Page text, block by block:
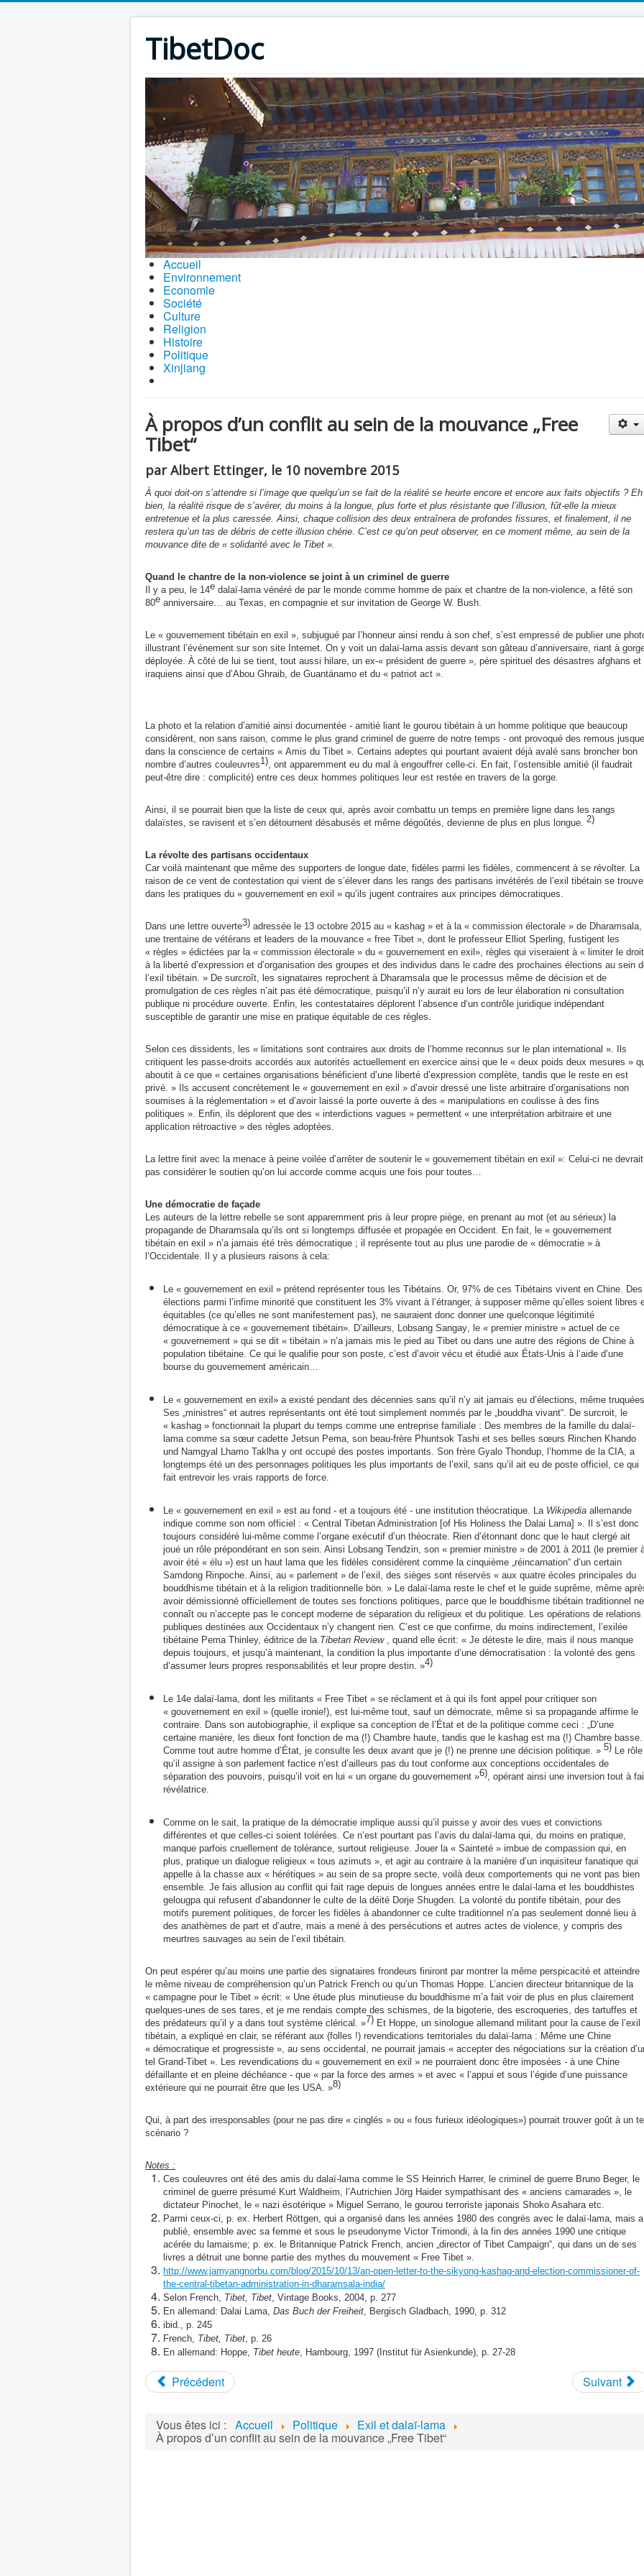
TibetDoc
Accueil
Environnement
Economie
Société
Culture
Religion
Histoire
Politique
Xinjiang
À propos d’un conflit au sein de la mouvance „Free
Tibet“
par Albert Ettinger, le 10 novembre 2015
À quoi doit-on s’attendre si l’image que quelqu’un se fait de la réalité se heurte encore et encore aux faits objectifs ? Eh
bien, la réalité risque de s’avérer, du moins à la longue, plus forte et plus résistante que l’illusion, fût-elle la mieux
entretenue et la plus caressée. Ainsi, chaque collision des deux entraînera de profondes fissures, et finalement, il ne
restera qu’un tas de débris de cette illusion chérie. C’est ce qu’on peut observer, en ce moment même, au sein de la
mouvance dite de « solidarité avec le Tibet ».
Quand le chantre de la non-violence se joint à un criminel de guerre
Il y a peu, le 14e dalaï-lama vénéré de par le monde comme homme de paix et chantre de la non-violence, a fêté son
80e anniversaire… au Texas, en compagnie et sur invitation de George W. Bush.
Le « gouvernement tibétain en exil », subjugué par l’honneur ainsi rendu à son chef, s’est empressé de publier une
illustrant l’événement sur son site Internet. On y voit un dalaï-lama assis devant son gâteau d’anniversaire, riant à
déployée. À côté de lui se tient, tout aussi hilare, un ex-« président de guerre », père spirituel des désastres afghans et
iraquiens ainsi que d’Abou Ghraib, de Guantánamo et du « patriot act ».
La photo et la relation d’amitié ainsi documentée - amitié liant le gourou tibétain à un homme politique que beaucoup
considèrent, non sans raison, comme le plus grand criminel de guerre de notre temps - ont provoqué des remous jusque
dans la conscience de certains « Amis du Tibet ». Certains adeptes qui pourtant avaient déjà avalé sans broncher bon
nombre d’autres couleuvres1) , ont apparemment eu du mal à engouffrer celle-ci. En fait, l’ostensible amitié (il faudrait
peut-être dire : complicité) entre ces deux hommes politiques leur est restée en travers de la gorge.
Ainsi, il se pourrait bien que la liste de ceux qui, après avoir combattu un temps en première ligne dans les rangs
dalaïstes, se ravisent et s’en détournent désabusés et même dégoûtés , devienne de plus en plus longue. 2)
La révolte des partisans occidentaux
Car voilà maintenant que même des supporters de longue date, fidèles parmi les fidèles, commencent à se révolter. La
raison de ce vent de contestation qui vient de s’élever dans les rangs des partisans invétérés de l’exil tibétain se trouve
dans les pratiques du « gouvernement en exil » qu’ils jugent contraires aux principes démocratiques.
Dans une lettre ouverte3) adressée le 13 octobre 2015 au « kashag » et à la « commission électorale » de Dharamsala,
une trentaine de vétérans et leaders de la mouvance « free Tibet », dont le professeur Elliot Sperling, fustigent les
« règles » édictées par la « commission électorale » du « gouvernement en exil», règles qui viseraient à « limiter le droit
à la liberté d’expression et d’organisation des groupes et des individus dans le cadre des prochaines élections au sein
l’exil tibétain. » De surcroît , les signataires reprochent à Dharamsala que le processus même de décision et de
promulgation de ces règles n’ait pas été démocratique, puisqu’il n’y aurait eu lors de leur élaboration ni consultation
publique ni procédure ouverte. Enfin, les contestataires déplorent l’absence d‘un contrôle juridique indépendant
susceptible de garantir une mise en pratique équitable de ces règles.
Selon ces dissidents, les « limitations sont contraires aux droits de l’homme reconnus sur le plan international ». Ils
critiquent les passe-droits accordés aux autorités actuellement en exercice ainsi que le « deux poids deux mesures »
aboutit à ce que « certaines organisations bénéficient d’une liberté d’expression complète, tandis que le reste en est
privé. » Ils accusent concrètement le « gouvernement en exil » d’avoir dressé une liste arbitraire d’organisations non
soumises à la réglementation » et d’avoir laissé la porte ouverte à des « manipulations en coulisse à des fins
politiques ». Enfin, ils déplorent que des « interdictions vagues » permettent « une interprétation arbitraire et une
application rétroactive » des règles adoptées.
La lettre finit avec la menace à peine voilée d’arrêter de soutenir le « gouvernement tibétain en exil »: Celui-ci ne devrait
pas considérer le soutien qu’on lui accorde comme acquis une fois pour toutes…
Une démocratie de façade
Les auteurs de la lettre rebelle se sont apparemment pris à leur propre piège, en prenant au mot (et au sérieux) la
propagande de Dharamsala qu’ils ont si longtemps diffusée et propagée en Occident. En fait, le « gouvernement
tibétain en exil » n’a jamais été très démocratique ; il représente tout au plus une parodie de « démocratie » à
l’Occidentale. Il y a plusieurs raisons à cela:
Le « gouvernement en exil » prétend représenter tous les Tibétains. Or, 97% de ces Tibétains vivent en Chine. Des
élections parmi l’infime minorité que constituent les 3% vivant à l’étranger, à supposer même qu’elles soient libres
équitables (ce qu’elles ne sont manifestement pas), ne sauraient donc donner une quelconque légitimité
démocratique à ce « gouvernement tibétain». D’ailleurs, Lobsang Sangay le « premier ministre » actuel de ce
« gouvernement » qui se dit « tibétain » n’a jamais mis le pied au Tibet ou dans une autre des régions de Chine à
population tibétaine. Ce qui le qualifie pour son poste, c’est d’avoir vécu et étudié aux États-Unis à l’aide d’une
bourse du gouvernement américain…
Le « gouvernement en exil» a existé pendant des décennies sans qu’il n’y ait jamais eu d’élections, même
Ses „ministres“ et autres représentants ont été tout simplement nommés par le „bouddha vivant“. De surcroit, le
« kashag » fonctionnait la plupart du temps comme une entreprise familiale : Des membres de la famille du dalaï-
lama comme sa sœur cadette Jetsun Pema, son beau-frère Phuntsok Tashi et ses belles sœurs Rinchen Khando
und Namgyal Lhamo Taklha y ont occupé des postes importants. Son frère Gyalo Thondup, l’homme de la CIA, a
longtemps été un des personnages politiques les plus importants de l’exil, sans qu’il ait eu de poste officiel, ce qui
fait entrevoir les vrais rapports de force.
Le « gouvernement en exil » est au fond - et a toujours été - une institution théocratique. La Wikipedia allemande
indique comme son nom officiel : « Central Tibetan Administration [of His Holiness the Dalai Lama] ». Il s’est donc
toujours considéré lui-même comme l’organe exécutif d’un théocrate. Rien d’étonnant donc que le haut clergé ait
joué un rôle prépondérant en son sein. Ainsi Lobsang Tendzin, son « premier ministre » de 2001 à 2011 (le premier
avoir été « élu ») est un haut lama que les fidèles considèrent comme la cinquième „réincarnation“ d’un certain
Samdong Rinpoche. Ainsi, au « parlement » de l’exil, des sièges sont réservés « aux quatre écoles principales du
bouddhisme tibétain et à la religion traditionnelle bön . » Le dalaï-lama reste le chef et le guide suprême, même
avoir démissionné officiellement de toutes ses fonctions politiques, parce que le bouddhisme tibétain traditionnel ne
connaît ou n’accepte pas le concept moderne de séparation du religieux et du politique. Les opérations de relations
publiques destinées aux Occidentaux n’y changent rien. C’est ce que confirme, du moins indirectement, l’exilée
tibétaine Pema Thinley, éditrice de la Tibetan Review, quand elle écrit: « Je déteste le dire, mais il nous manque
depuis toujours, et jusqu’à maintenant, la condition la plus importante d’une démocratisation : la volonté des gens
d’assumer leurs propres responsabilités et leur propre destin. »4)
Le 14e dalaï-lama, dont les militants « Free Tibet » se réclament et à qui ils font appel pour critiquer son
« gouvernement en exil » (quelle ironie!), est lui-même tout, sauf un démocrate, même si sa propagande affirme le
contraire. Dans son autobiographie, il explique sa conception de l’État et de la politique comme ceci : „D’une
certaine manière, les dieux font fonction de ma (!) Chambre haute, tandis que le kashag est ma (!) Chambre basse.
Comme tout autre homme d’État, je consulte les deux avant que je (!) ne prenne une décision politique. » 5) Le rôle
qu’il assigne à son parlement factice n’est d’ailleurs pas du tout conforme aux conceptions occidentales de
séparation des pouvoirs, puisqu’il voit en lui « un organe du gouvernement »6) , opérant ainsi une inversion tout à
révélatrice.
Comme on le sait, la pratique de la démocratie implique aussi qu’il puisse y avoir des vues et convictions
différentes et que celles-ci soient tolérées. Ce n’est pourtant pas l’avis du dalaï-lama qui, du moins en pratique,
manque parfois cruellement de tolérance, surtout religieuse. Jouer la « Sainteté » imbue de compassion qui, en
plus, pratique un dialogue religieux « tous azimuts », et agir au contraire à la manière d’un inquisiteur fanatique qui
appelle à la chasse aux « hérétiques » au sein de sa propre secte, voilà deux comportements qui ne vont pas bien
ensemble. Je fais allusion au conflit qui fait rage depuis de longues années entre le dalaï-lama et les bouddhistes
gelougpa qui refusent d’abandonner le culte de la déité Dorje Shugden. La volonté du pontife tibétain, pour des
motifs purement politiques, de forcer les fidèles à abandonner ce culte traditionnel n’a pas seulement donné lieu à
des anathèmes de part et d’autre, mais a mené à des persécutions et autres actes de violence, y compris des
meurtres sauvages au sein de l’exil tibétain.
On peut espérer qu’au moins une partie des signataires frondeurs finiront par montrer la même perspicacité et atteindre
le même niveau de compréhension qu’un Patrick French ou qu’un Thomas Hoppe. L’ancien directeur britannique de la
« campagne pour le Tibet » écrit: « Une étude plus minutieuse du bouddhisme m’a fait voir de plus en plus clairement
quelques-unes de ses tares, et je me rendais compte des schismes, de la bigoterie, des escroqueries, des tartuffes et
des prédateurs qu’il y a dans tout système clérical. »7) Et Hoppe, un sinologue allemand militant pour la cause de l’exil
tibétain, a expliqué en clair, se référant aux (folles !) revendications territoriales du dalaï-lama : Même une Chine
« démocratique et progressiste », au sens occidental, ne pourrait jamais « accepter des négociations sur la création
tel Grand-Tibet ». Les revendications du « gouvernement en exil » ne pourraient donc être imposées - à une Chine
défaillante et en pleine déchéance - que « par la force des armes » et avec « l’appui et sous l’égide d’une puissance
extérieure qui ne pourrait être que les USA. »8)
Qui, à part des irresponsables (pour ne pas dire « cinglés » ou « fous furieux idéologiques») pourrait trouver goût à un
scénario ?
Notes :
Ces couleuvres ont été des amis du dalaï-lama comme le SS Heinrich Harrer, le criminel de guerre Bruno Beger, le
criminel de guerre présumé Kurt Waldheim, l’Autrichien Jörg Haider sympathisant des « anciens camarades », le
dictateur Pinochet, le « nazi ésotérique » Miguel Serrano, le gourou terroriste japonais Shoko Asahara etc.
Parmi ceux-ci, p. ex. Herbert Röttgen, qui a organisé dans les années 1980 des congrès avec le dalaï-lama, mais a
publié, ensemble avec sa femme et sous le pseudonyme Victor Trimondi, à la fin des années 1990 une critique
acérée du lamaisme; p. ex. le Britannique Patrick French, ancien „director of Tibet Campaign“, qui dans un de ses
livres a détruit une bonne partie des mythes du mouvement « Free Tibet ».
http://www.jamyangnorbu.com/blog/2015/10/13/an-open-letter-to-the-sikyong-kashag-and-election-commissioner-of-
the-central-tibetan-administration-in-dharamsala-india/
Selon French, Tibet, Tibet , Vintage Books, 2004, p. 277
En allemand: Dalai Lama, Das Buch der Freiheit , Bergisch Gladbach, 1990, p. 312
ibid., p. 245
French, Tibet, Tibet , p. 26
En allemand: Hoppe, Tibet heute , Hambourg, 1997 (Institut für Asienkunde), p. 27-28
Précédent Suivant
Vous êtes ici : Accueil Politique Exil et dalaï-lama
À propos d’un conflit au sein de la mouvance „Free Tibet“